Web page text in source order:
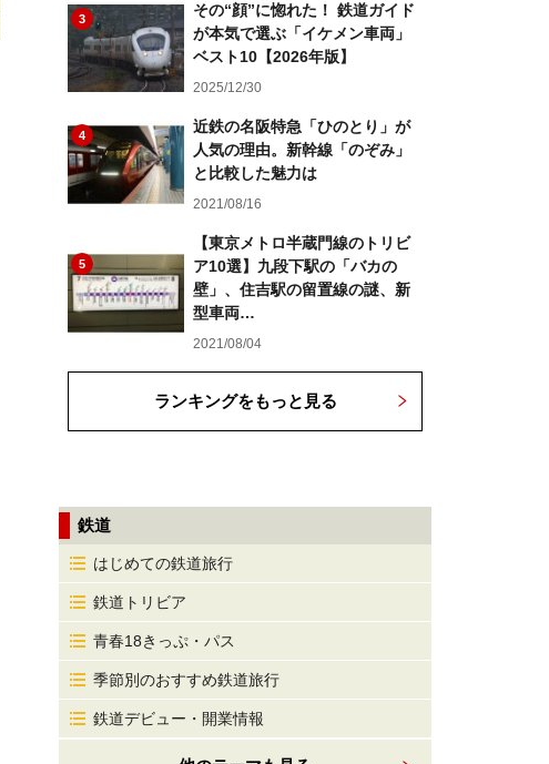
3
その“顔”に惚れた！ 鉄道ガイド
が本気で選ぶ「イケメン車両」
ベスト10【2026年版】
2025/12/30
4
近鉄の名阪特急「ひのとり」が
人気の理由。新幹線「のぞみ」
と比較した魅力は
2021/08/16
5
【東京メトロ半蔵門線のトリビ
ア10選】九段下駅の「バカの
壁」、住吉駅の留置線の謎、新
型車両…
2021/08/04
ランキングをもっと見る
鉄道
はじめての鉄道旅行
鉄道トリビア
青春18きっぷ・パス
季節別のおすすめ鉄道旅行
鉄道デビュー・開業情報